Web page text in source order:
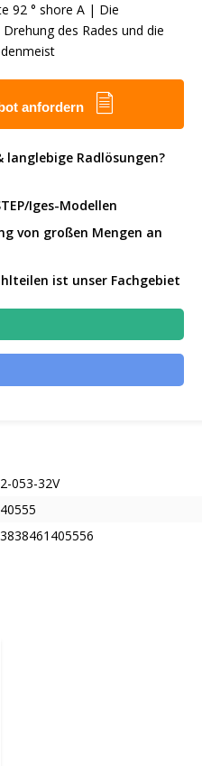
92 ° shore A | Die
des Rades und die
anfordern
Radlösungen?
Iges-Modellen
von großen Mengen an
ist unser Fachgebiet
2-053-32V
40555
3838461405556